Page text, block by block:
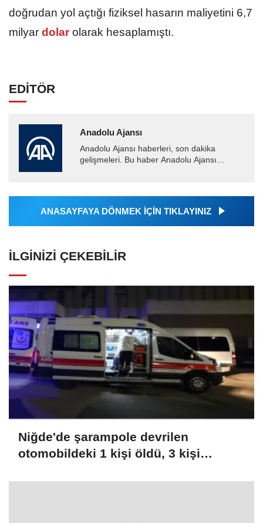
doğrudan yol açtığı fiziksel hasarın maliyetini 6,7
milyar dolarolarak hesaplamıştı.
EDİTÖR
Anadolu Ajansı
Anadolu Ajansı haberleri, son dakika
gelişmeleri. Bu haber Anadolu Ajansı
tarafından geçilen tüm...
ANASAYFAYA DÖNMEK İÇİN TIKLAYINIZ
İLGINIZI ÇEKEBILIR
Niğde'de şarampole devrilen
otomobildeki 1 kişi öldü, 3 kişi